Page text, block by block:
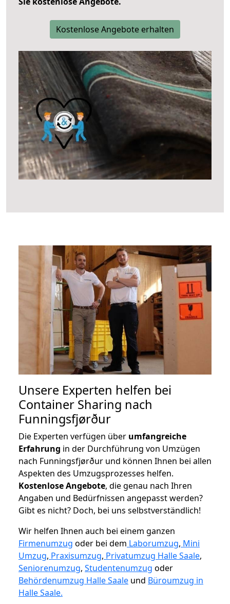
Kostenlose Angebote erhalten
Unsere Experten helfen bei
Container Sharing nach
Funningsfjørður
Die Experten verfügen über umfangreiche
Erfahrung in der Durchführung von Umzügen
nach Funningsfjørður und können Ihnen bei allen
Aspekten des Umzugsprozesses helfen.
Kostenlose Angebote, die genau nach Ihren
Angaben und Bedürfnissen angepasst werden?
Gibt es nicht? Doch, bei uns selbstverständlich!
Wir helfen Ihnen auch bei einem ganzen
Firmenumzug oder bei dem Laborumzug, Mini
Umzug, Praxisumzug, Privatumzug Halle Saale,
Seniorenumzug, Studentenumzug oder
Behördenumzug Halle Saale und Büroumzug in
Halle Saale.